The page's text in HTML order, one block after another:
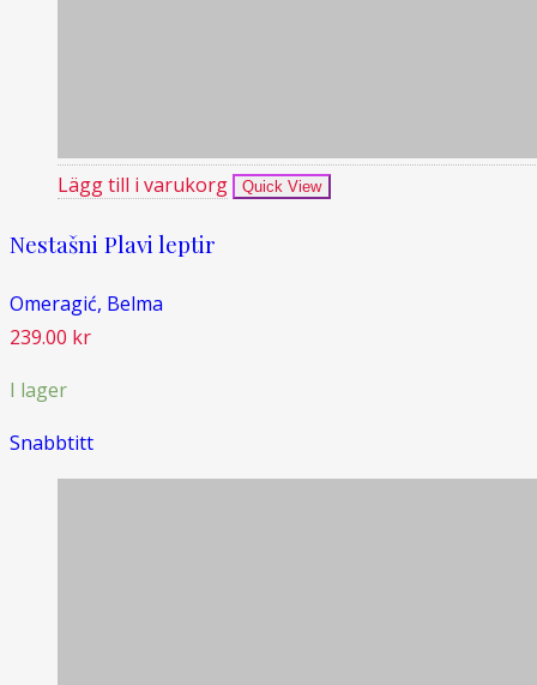
Lägg till i varukorg Quick View
Nestašni Plavi leptir
Omeragić, Belma
239.00 kr
I lager
Snabbtitt